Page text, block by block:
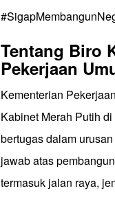
Tentang Biro
Pekerjaan
Kementerian
Kabinet Merah Putih
bertugas dalam
jawab atas
termasuk jalan raya,